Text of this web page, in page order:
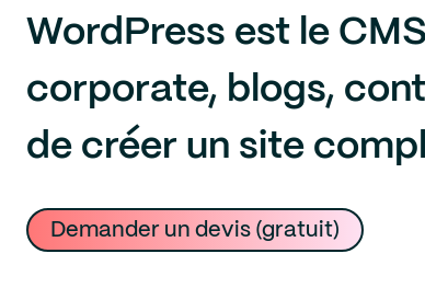
WordPress est le
corporate, blogs,
de créer un site
Demander un devis (gratuit)